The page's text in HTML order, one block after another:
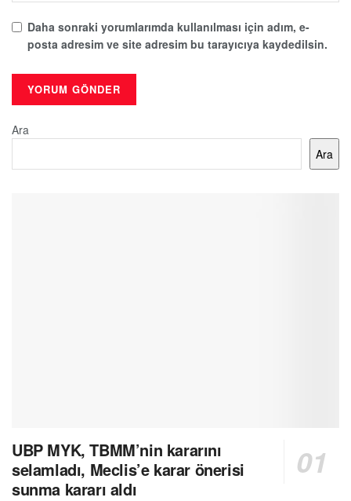
Daha sonraki yorumlarımda kullanılması için adım, e-
posta adresim ve site adresim bu tarayıcıya kaydedilsin.
Ara
Ara
UBP MYK, TBMM’nin kararını
selamladı, Meclis’e karar önerisi
sunma kararı aldı